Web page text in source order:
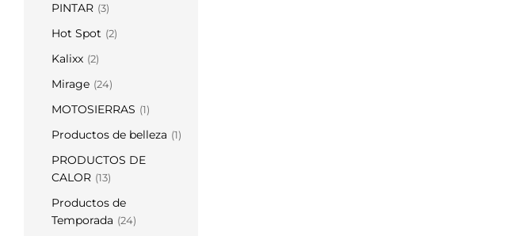
PINTAR (3)
Hot Spot (2)
Kalixx (2)
Mirage (24)
MOTOSIERRAS (1)
Productos de belleza (1)
PRODUCTOS DE
CALOR (13)
Productos de
Temporada (24)